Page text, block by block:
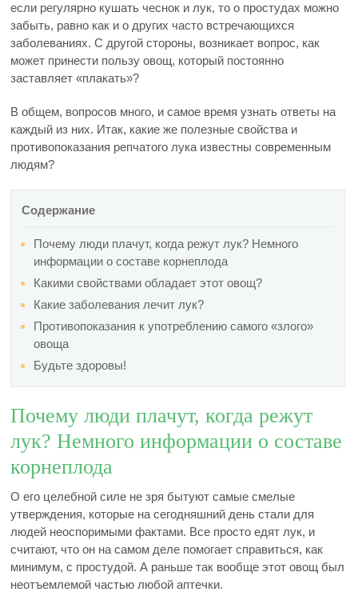
если регулярно кушать чеснок и лук, то о простудах можно
забыть, равно как и о других часто встречающихся
заболеваниях. С другой стороны, возникает вопрос, как
может принести пользу овощ, который постоянно
заставляет «плакать»?
В общем, вопросов много, и самое время узнать ответы на
каждый из них. Итак, какие же полезные свойства и
противопоказания репчатого лука известны современным
людям?
Содержание
Почему люди плачут, когда режут лук? Немного
информации о составе корнеплода
Какими свойствами обладает этот овощ?
Какие заболевания лечит лук?
Противопоказания к употреблению самого «злого»
овоща
Будьте здоровы!
Почему люди плачут, когда режут
лук? Немного информации о составе
корнеплода
О его целебной силе не зря бытуют самые смелые
утверждения, которые на сегодняшний день стали для
людей неоспоримыми фактами. Все просто едят лук, и
считают, что он на самом деле помогает справиться, как
минимум, с простудой. А раньше так вообще этот овощ был
неотъемлемой частью любой аптечки.